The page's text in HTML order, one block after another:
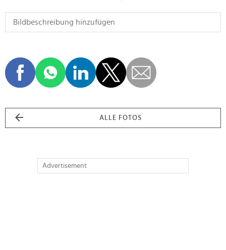
ALLE FOTOS
Advertisement